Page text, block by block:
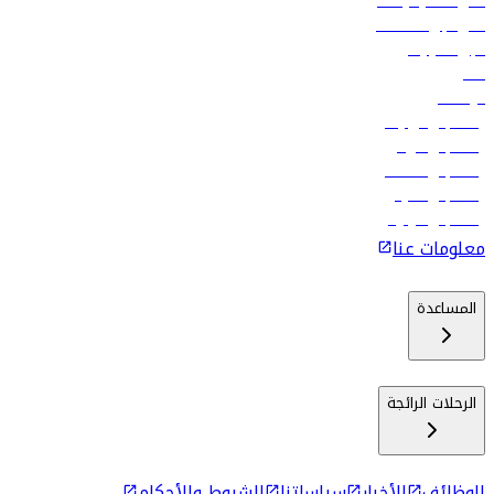
فلاي دبي للعطلات
تأجير السيارات
فنادق
الوظائف
رحلات إلى تبيليسي
رحلات إلى الرياض
رحلات إلى مسقط
رحلات إلى ماليه
رحلات إلى كولومبو
معلومات عنا
المساعدة
الرحلات الرائجة